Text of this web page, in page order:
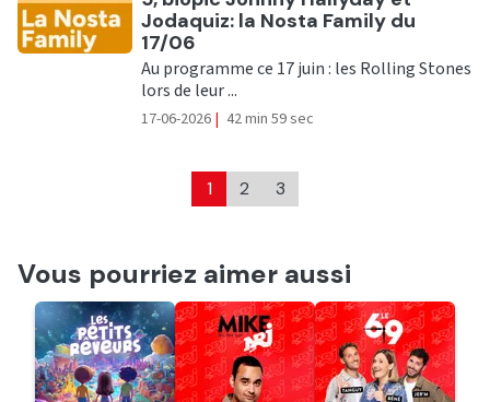
Jodaquiz: la Nosta Family du
17/06
Au programme ce 17 juin : les Rolling Stones
lors de leur ...
17-06-2026 | 42 min 59 sec
1 2 3
Vous pourriez aimer aussi